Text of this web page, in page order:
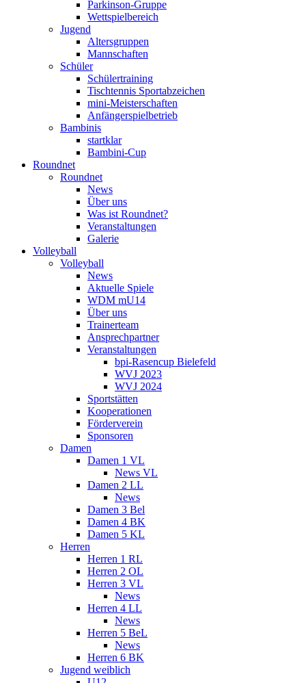
Parkinson-Gruppe
Wettspielbereich
Jugend
Altersgruppen
Mannschaften
Schüler
Schülertraining
Tischtennis Sportabzeichen
mini-Meisterschaften
Anfängerspielbetrieb
Bambinis
startklar
Bambini-Cup
Roundnet
Roundnet
News
Über uns
Was ist Roundnet?
Veranstaltungen
Galerie
Volleyball
Volleyball
News
Aktuelle Spiele
WDM mU14
Über uns
Trainerteam
Ansprechpartner
Veranstaltungen
bpi-Rasencup Bielefeld
WVJ 2023
WVJ 2024
Sportstätten
Kooperationen
Förderverein
Sponsoren
Damen
Damen 1 VL
News VL
Damen 2 LL
News
Damen 3 Bel
Damen 4 BK
Damen 5 KL
Herren
Herren 1 RL
Herren 2 OL
Herren 3 VL
News
Herren 4 LL
News
Herren 5 BeL
News
Herren 6 BK
Jugend weiblich